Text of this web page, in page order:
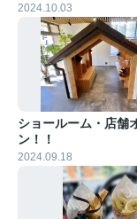
2024.10.03
ショールーム・店舗
ン！！
2024.09.18